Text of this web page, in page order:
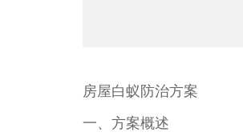
房屋白蚁防治方案
一、方案概述